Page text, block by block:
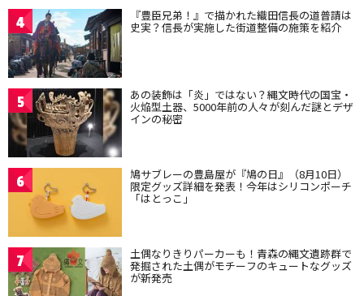
4 『豊臣兄弟！』で描かれた織田信長の道普請は
史実？信長が実施した街道整備の施策を紹介
5 あの装飾は「炎」ではない？縄文時代の国宝・
火焔型土器、5000年前の人々が刻んだ謎とデザ
インの秘密
6 鳩サブレーの豊島屋が『鳩の日』（8月10日）
限定グッズ詳細を発表！今年はシリコンポーチ
「はとっこ」
7 土偶なりきりパーカーも！青森の縄文遺跡群で
発掘された土偶がモチーフのキュートなグッズ
が新発売